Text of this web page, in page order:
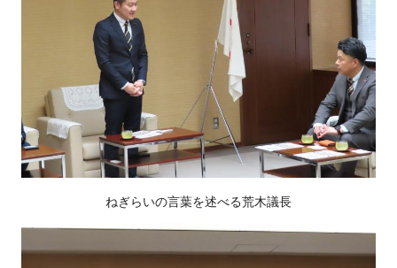
ねぎらいの言葉を述べる荒木議長